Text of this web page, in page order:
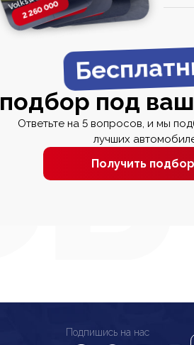
2 260 0002 820 000
2 820 0002 670 000
подбор под
Ответьте на 5 вопросов, и мы
лучших
Получить
Подпишись на нас